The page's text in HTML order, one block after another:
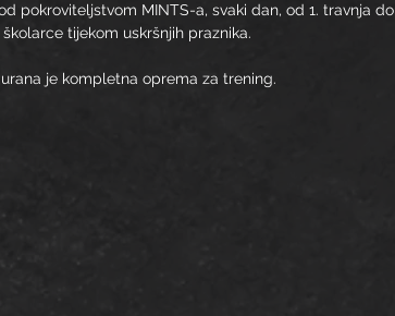
pokroviteljstvom MINTS-a, svaki dan, od 1. travnja do
tijekom uskršnjih praznika.
je kompletna oprema za trening.